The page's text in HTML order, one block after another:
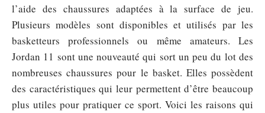
l’aide des chaussures adaptées à la surface de jeu.
Plusieurs modèles sont disponibles et utilisés par les
basketteurs professionnels ou même amateurs. Les
Jordan 11 sont une nouveauté qui sort un peu du lot des
nombreuses chaussures pour le basket. Elles possèdent
des caractéristiques qui leur permettent d’être beaucoup
plus utiles pour pratiquer ce sport. Voici les raisons qui